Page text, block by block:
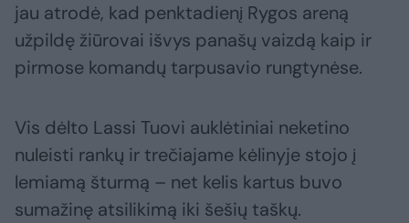
jau atrodė, kad penktadienį Rygos areną
užpildę žiūrovai išvys panašų vaizdą kaip ir
pirmose komandų tarpusavio rungtynėse.
Vis dėlto Lassi Tuovi auklėtiniai neketino
nuleisti rankų ir trečiajame kėlinyje stojo į
lemiamą šturmą – net kelis kartus buvo
sumažinę atsilikimą iki šešių taškų.